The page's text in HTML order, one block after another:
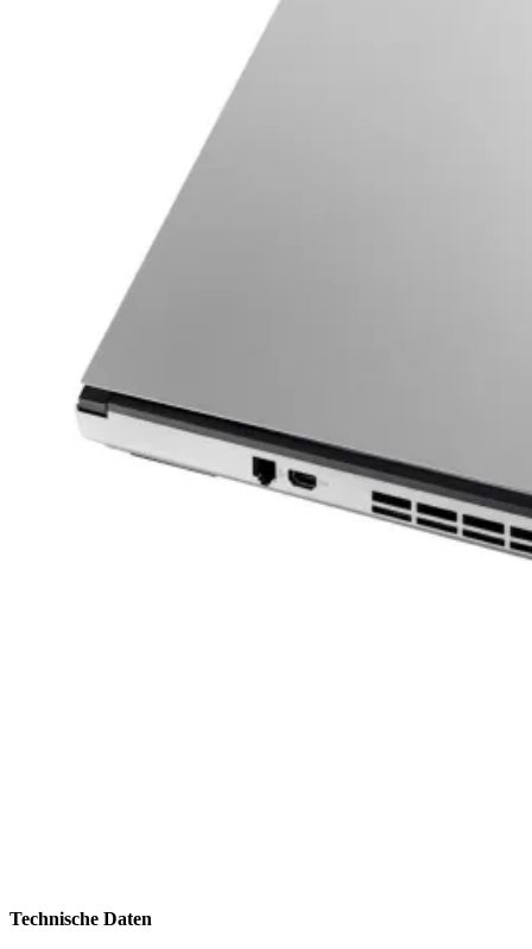
Technische Daten